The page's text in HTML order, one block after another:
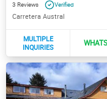
3
Carretera Austral